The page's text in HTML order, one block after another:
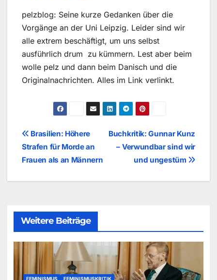
pelzblog: Seine kurze Gedanken über die
Vorgänge an der Uni Leipzig. Leider sind wir
alle extrem beschäftigt, um uns selbst
ausführlich drum zu kümmern. Lest aber beim
wolle pelz und dann beim Danisch und die
Originalnachrichten. Alles im Link verlinkt.
Beitragsnavigation
Buchkritik: Gunnar Kunz
– Verwundbar sind wir
und ungestüm
Brasilien: Höhere
Strafen für Morde an
Frauen als an Männern
Weitere Beiträge
FEMINISMUS FEMINISMUSKRITIK